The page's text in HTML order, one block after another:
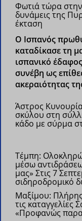
Φωτιά τώρα
δυνάμεις της
έκταση
Ο Ισπανός
καταδίκασε τη
ισπανικό
συνέβη ως
ακεραιότητας
Άστρος
σκύλου στη
κάδο με σύρμα
Τέμπη:
μέσω
μας»Στις 7
σιδηροδρομικό
Μαξίμου:
τις καταγγελίες
«Προφανώς